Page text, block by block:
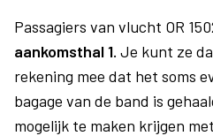
Passagiers van vlucht OR
aankomsthal 1. Je kunt ze
rekening mee dat het soms
bagage van de band is
mogelijk te maken krijgen